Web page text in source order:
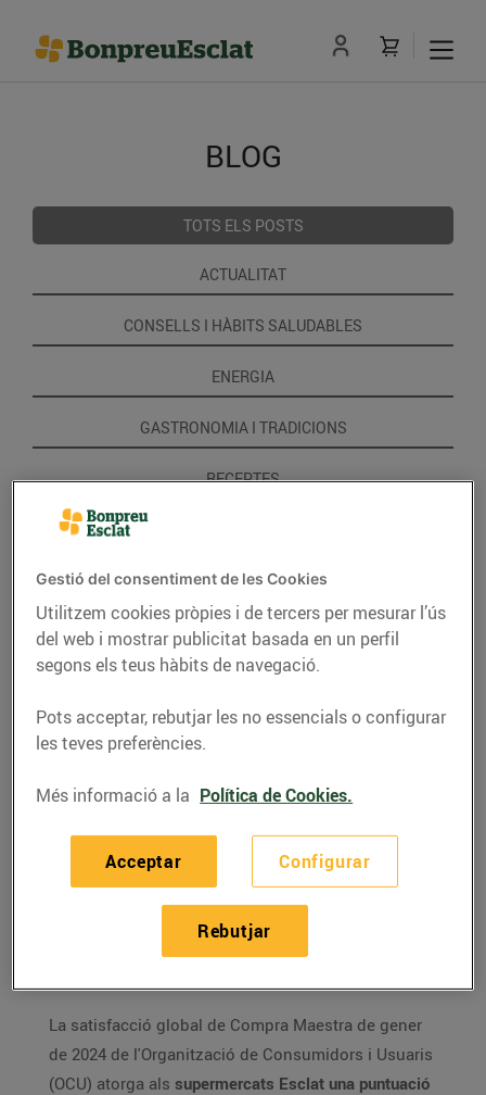
BLOG
TOTS ELS POSTS
ACTUALITAT
CONSELLS I HÀBITS SALUDABLES
ENERGIA
GASTRONOMIA I TRADICIONS
RECEPTES
ACTUALITAT
Tornem a ser els
millors supermercats
de l'any
22/de gener/2024
La satisfacció global de Compra Maestra de gener
de 2024 de l'Organització de Consumidors i Usuaris
(OCU) atorga als supermercats Esclat una puntuació
Gestió del consentiment de les Cookies
Utilitzem cookies pròpies i de tercers per mesurar l’ús
del web i mostrar publicitat basada en un perfil
segons els teus hàbits de navegació.
Pots acceptar, rebutjar les no essencials o configurar
les teves preferències.
Més informació a la Política de Cookies.
Configurar
Rebutjar
Acceptar